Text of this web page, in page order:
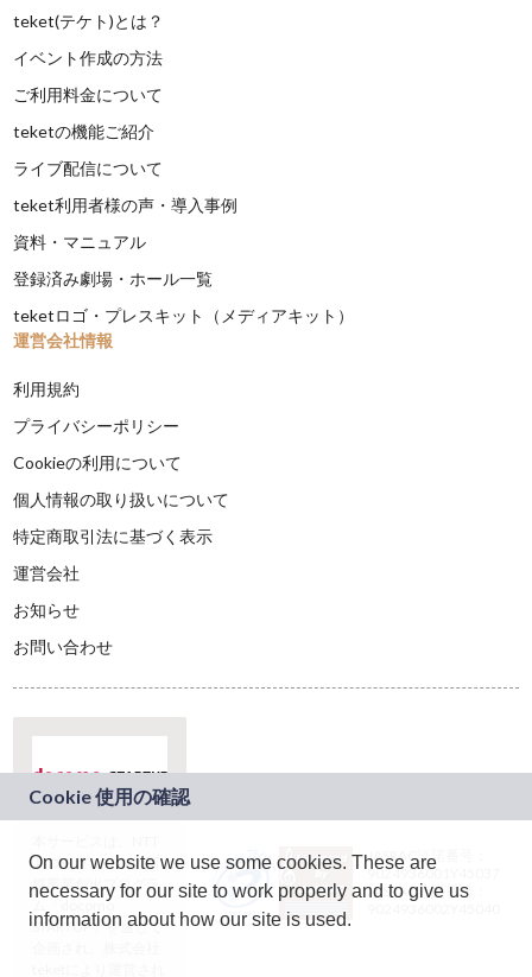
teket(テケト)とは？
イベント作成の方法
ご利用料金について
teketの機能ご紹介
ライブ配信について
teket利用者様の声・導入事例
資料・マニュアル
登録済み劇場・ホール一覧
teketロゴ・プレスキット（メディアキット）
運営会社情報
利用規約
プライバシーポリシー
Cookieの利用について
個人情報の取り扱いについて
特定商取引法に基づく表示
運営会社
お知らせ
お問い合わせ
ドコモグループの新
規事業創出プログラ
ム「docomo
STARTUP」を通じて
JASRAC許諾番号：
9024936001Y45037
JASRAC許諾番号：
On our website we use some cookies. These are
necessary for our site to work properly and to give us
information about how our site is used.